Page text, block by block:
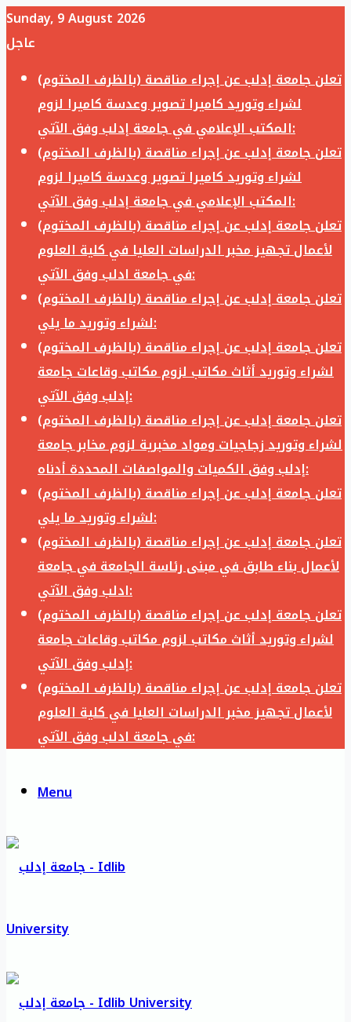
Sunday, 9 August 2026
عاجل
تعلن جامعة إدلب عن إجراء مناقصة (بالظرف المختوم)
لشراء وتوريد كاميرا تصوير وعدسة كاميرا لزوم
المكتب الإعلامي في جامعة إدلب وفق الآتي:
تعلن جامعة إدلب عن إجراء مناقصة (بالظرف المختوم)
لشراء وتوريد كاميرا تصوير وعدسة كاميرا لزوم
المكتب الإعلامي في جامعة إدلب وفق الآتي:
تعلن جامعة إدلب عن إجراء مناقصة (بالظرف المختوم)
لأعمال تجهيز مخبر الدراسات العليا في كلية العلوم
في جامعة ادلب وفق الآتي:
تعلن جامعة إدلب عن إجراء مناقصة (بالظرف المختوم)
لشراء وتوريد ما يلي:
تعلن جامعة إدلب عن إجراء مناقصة (بالظرف المختوم)
لشراء وتوريد أثاث مكاتب لزوم مكاتب وقاعات جامعة
إدلب وفق الآتي:
تعلن جامعة إدلب عن إجراء مناقصة (بالظرف المختوم)
لشراء وتوريد زجاجيات ومواد مخبرية لزوم مخابر جامعة
إدلب وفق الكميات والمواصفات المحددة أدناه:
تعلن جامعة إدلب عن إجراء مناقصة (بالظرف المختوم)
لشراء وتوريد ما يلي:
تعلن جامعة إدلب عن إجراء مناقصة (بالظرف المختوم)
لأعمال بناء طابق في مبنى رئاسة الجامعة في جامعة
ادلب وفق الآتي:
تعلن جامعة إدلب عن إجراء مناقصة (بالظرف المختوم)
لشراء وتوريد أثاث مكاتب لزوم مكاتب وقاعات جامعة
إدلب وفق الآتي:
تعلن جامعة إدلب عن إجراء مناقصة (بالظرف المختوم)
لأعمال تجهيز مخبر الدراسات العليا في كلية العلوم
في جامعة ادلب وفق الآتي:
Menu